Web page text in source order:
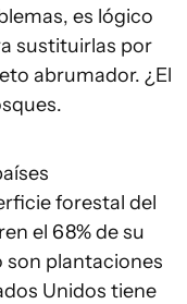
es lógico
sustituirlas por
abrumador. ¿El
forestal del
el 68% de su
son plantaciones
Unidos tiene